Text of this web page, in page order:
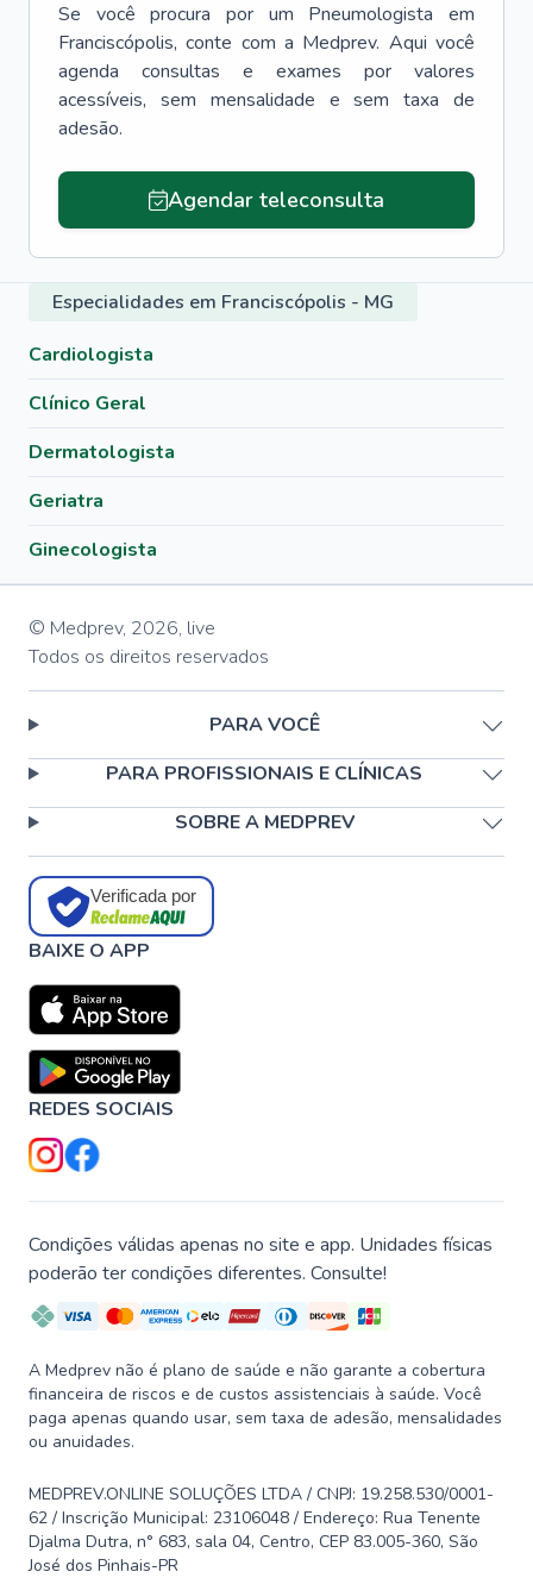
Se você procura por um Pneumologista
em
Franciscópolis, conte com a Medprev. Aqui você
agenda consultas e exames por valores
acessíveis, sem mensalidade e sem taxa de
adesão.
Agendar teleconsulta
Especialidades em Franciscópolis - MG
Cardiologista
Clínico Geral
Dermatologista
Geriatra
Ginecologista
© Medprev, 2026, live
Todos os direitos reservados
PARA VOCÊ
PARA PROFISSIONAIS E CLÍNICAS
SOBRE A MEDPREV
Verificada por
BAIXE O APP
REDES SOCIAIS
Condições válidas apenas no site e app. Unidades físicas
poderão ter condições diferentes. Consulte!
A Medprev não é plano de saúde e não garante a cobertura
financeira de riscos e de custos assistenciais à saúde. Você
paga apenas quando usar, sem taxa de adesão, mensalidades
ou anuidades.
MEDPREV.ONLINE SOLUÇÕES LTDA / CNPJ: 19.258.530/0001-
62 / Inscrição Municipal: 23106048 / Endereço: Rua Tenente
Djalma Dutra, n° 683, sala 04, Centro, CEP 83.005-360, São
José dos Pinhais-PR